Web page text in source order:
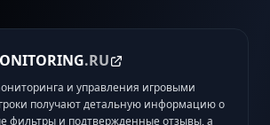
.RU
и управления игровыми
получают детальную информацию о
фильтры и подтвержденные отзывы, а